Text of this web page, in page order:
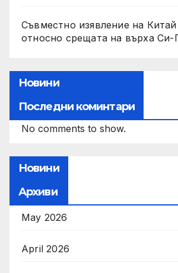
Съвместно изявление на
относно срещата на върха Си-
Новини
Последни коминтари
No comments to show.
Новини
Архиви
May 2026
April 2026